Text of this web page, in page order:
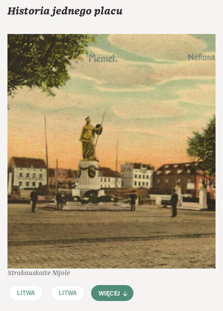
Historia jednego placu
Strakauskaitė Nijolė
LITWA LITWA WIĘCEJ